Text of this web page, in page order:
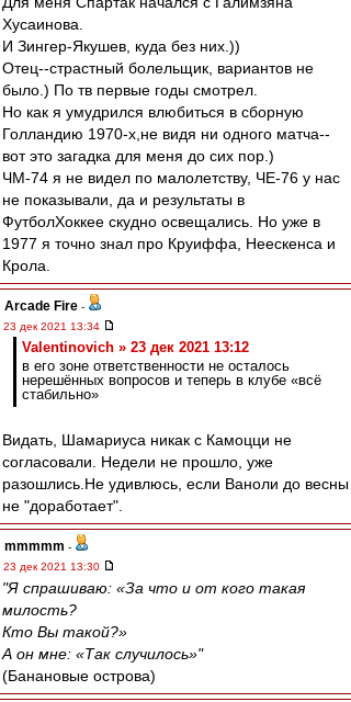
Хусаинова.
И Зингер-Якушев, куда без них.))
Отец--страстный болельщик, вариантов не
было.) По тв первые годы смотрел.
Но как я умудрился влюбиться в сборную
Голландию 1970-х,не видя ни одного матча--
вот это загадка для меня до сих пор.)
ЧМ-74 я не видел по малолетству, ЧЕ-76 у нас
не показывали, да и результаты в
ФутболХоккее скудно освещались. Но уже в
1977 я точно знал про Круиффа, Неескенса и
Крола.
Arcade Fire -
23 дек 2021 13:34
Valentinovich » 23 дек 2021 13:12
в его зоне ответственности не осталось
нерешённых вопросов и теперь в клубе «всё
стабильно»
Видать, Шамариуса никак с Камоцци не
согласовали. Недели не прошло, уже
разошлись.Не удивлюсь, если Ваноли до весны
не "доработает".
mmmmm -
23 дек 2021 13:30
"Я спрашиваю: «За что и от кого такая
милость?
Кто Вы такой?»
А он мне: «Так случилось»"
(Банановые острова)